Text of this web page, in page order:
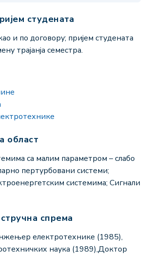
студената
и по договору; пријем студената
трајанја семестра.
област
са малим параметром – слабо
пертурбовани системи;
системима; Сигнали
спрема
електротехнике (1985),
наука (1989),Доктор